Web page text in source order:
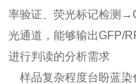
率验证、荧光标记检测
光通道，能够输出GFP/
进行判读的分析需求
样品复杂程度台盼蓝染